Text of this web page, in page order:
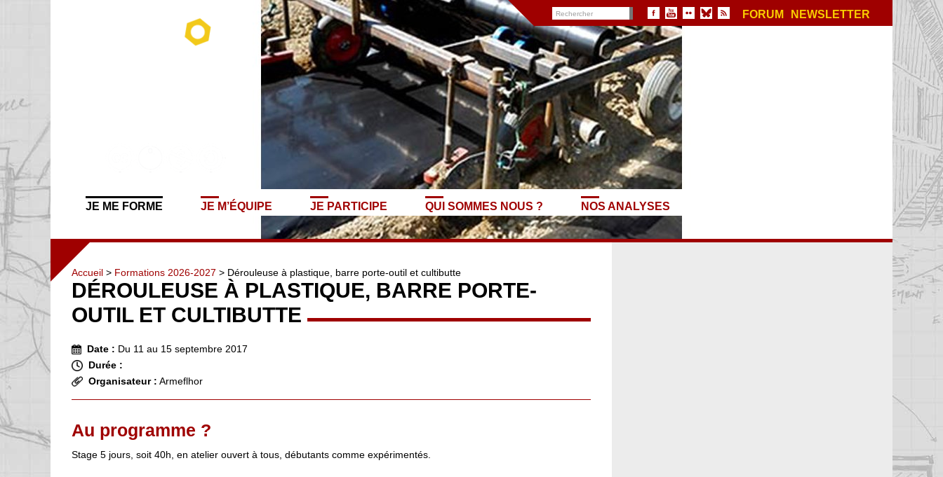
FORUM NEWSLETTER
JE ME FORME JE M’ÉQUIPE JE PARTICIPE QUI SOMMES NOUS ? NOS ANALYSES
Accueil > Formations 2026-2027 > Dérouleuse à plastique, barre porte-outil et cultibutte
DÉROULEUSE À PLASTIQUE, BARRE PORTE-
OUTIL ET CULTIBUTTE
Date : Du 11 au 15 septembre 2017
Durée :
Organisateur : Armeflhor
Au programme ?
Stage 5 jours, soit 40h, en atelier ouvert à tous, débutants comme expérimentés.